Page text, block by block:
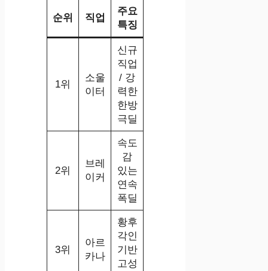
순위 직업
주요
특징
1위
소울
이터
신규
직업
/ 강
력한
한방
극딜
2위
브레
이커
속도
감
있는
연속
폭딜
3위
아르
카나
황후
각인
기반
고성